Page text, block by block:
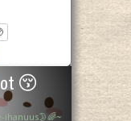
😚
ihanuus🌛🌈~